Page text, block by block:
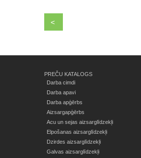
<
PREČU KATALOGS
Darba cimdi
Darba apavi
Darba apģērbs
Aizsargapģērbs
Acu un sejas aizsarglīdzekļi
Elpošanas aizsarglīdzekļi
Dzirdes aizsarglīdzekļi
Galvas aizsarglīdzekļi